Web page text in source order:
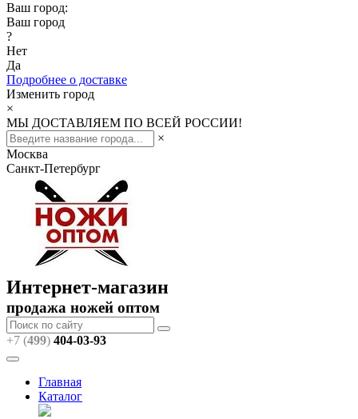
Ваш город:
Ваш город
?
Нет
Да
Подробнее о доставке
Изменить город
×
МЫ ДОСТАВЛЯЕМ ПО ВСЕЙ РОССИИ!
×
Москва
Санкт-Петербург
Интернет-магазин
продажа ножей оптом
+7 (499) 404-03-93
Главная
Каталог